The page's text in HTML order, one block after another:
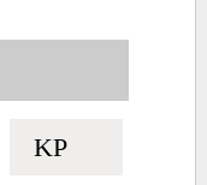
KP🇰🇵